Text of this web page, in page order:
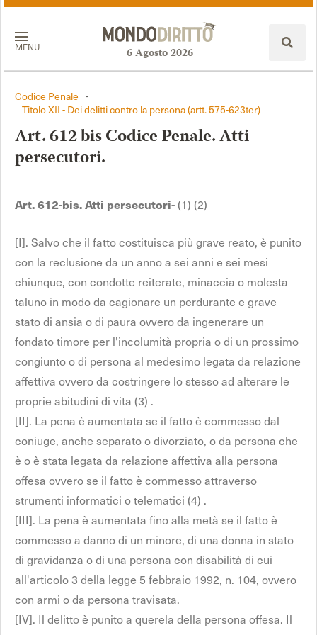
MENU 6Agosto2026
Codice Penale -
Titolo XII - Dei delitti contro la persona (artt. 575-623ter)
Art. 612 bis Codice Penale. Atti
persecutori.
Art. 612-bis. Atti persecutori- (1) (2)
[I]. Salvo che il fatto costituisca più grave reato, è punito
con la reclusione da un anno a sei anni e sei mesi
chiunque, con condotte reiterate, minaccia o molesta
taluno in modo da cagionare un perdurante e grave
stato di ansia o di paura ovvero da ingenerare un
fondato timore per l'incolumità propria o di un prossimo
congiunto o di persona al medesimo legata da relazione
affettiva ovvero da costringere lo stesso ad alterare le
proprie abitudini di vita (3) .
[II]. La pena è aumentata se il fatto è commesso dal
coniuge, anche separato o divorziato, o da persona che
è o è stata legata da relazione affettiva alla persona
offesa ovvero se il fatto è commesso attraverso
strumenti informatici o telematici (4) .
[III]. La pena è aumentata fino alla metà se il fatto è
commesso a danno di un minore, di una donna in stato
di gravidanza o di una persona con disabilità di cui
all'articolo 3 della legge 5 febbraio 1992, n. 104, ovvero
con armi o da persona travisata.
[IV]. Il delitto è punito a querela della persona offesa. Il